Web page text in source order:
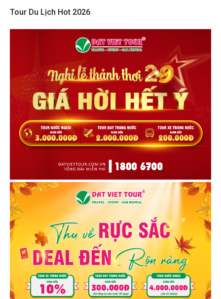
Tour Du Lịch Hot 2026